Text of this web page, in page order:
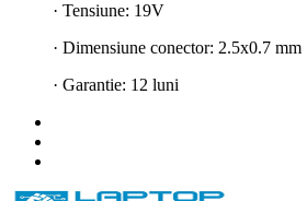
· Tensiune: 19V
· Dimensiune conector: 2.5x0.7 mm
· Garantie: 12 luni